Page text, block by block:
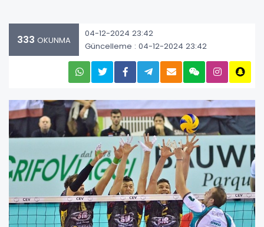
333 OKUNMA
04-12-2024 23:42
Güncelleme : 04-12-2024 23:42